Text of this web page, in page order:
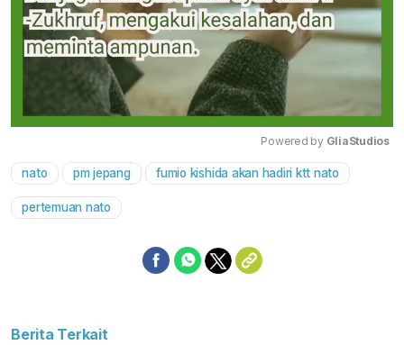
Mute
Powered by GliaStudios
nato pm jepang fumio kishida akan hadiri ktt nato
pertemuan nato
Berita Terkait